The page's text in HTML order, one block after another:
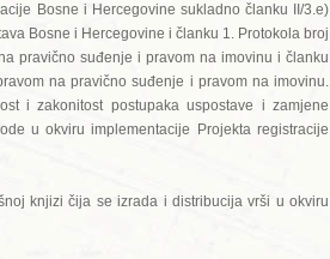
Bosne i Hercegovine sukladno članku II/3.e)
Bosne i Hercegovine i članku 1. Protokola broj
pravično suđenje i pravom na imovinu i članku
na pravično suđenje i pravom na imovinu.
i zakonitost postupaka uspostave i zamjene
u okviru implementacije Projekta registracije
knjizi čija se izrada i distribucija vrši u okviru